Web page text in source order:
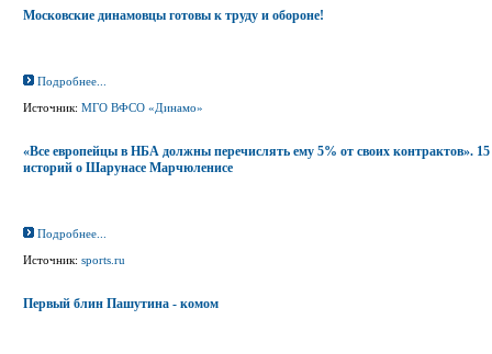
Московские динамовцы готовы к труду и обороне!
Подробнее...
Источник: МГО ВФСО «Динамо»
«Все европейцы в НБА должны перечислять ему 5% от своих контрактов». 15
историй о Шарунасе Марчюленисе
Подробнее...
Источник: sports.ru
Первый блин Пашутина - комом